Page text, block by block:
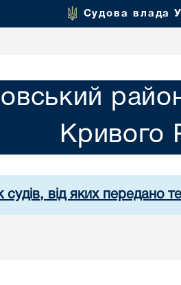
Судова влада
Кривого
судів, від яких передано